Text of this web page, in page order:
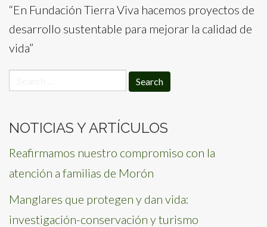
“En Fundación Tierra Viva hacemos proyectos de
desarrollo sustentable para mejorar la calidad de
vida”
for:
NOTICIAS Y ARTÍCULOS
Reafirmamos nuestro compromiso con la
atención a familias de Morón
Manglares que protegen y dan vida:
investigación-conservación y turismo